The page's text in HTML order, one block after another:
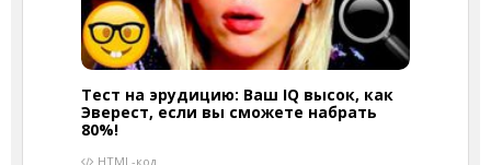
Тест на эрудицию: Ваш IQ высок, как
Эверест, если вы сможете набрать
80%!
HTML-код